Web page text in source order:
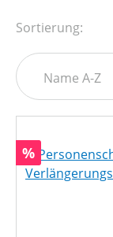
Sortierung:
Rabatt
%